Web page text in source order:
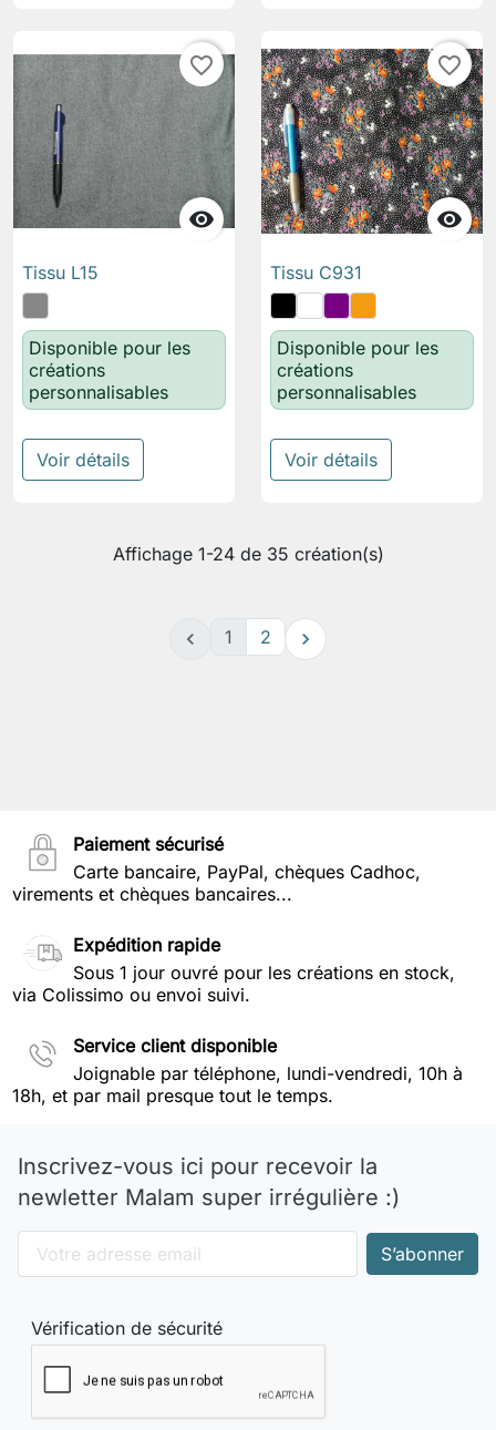

favorite_border
Tissu L15
Disponible pour les
créations
personnalisables
Voir détails

favorite_border
Tissu C931
Disponible pour les
créations
personnalisables
Voir détails
Affichage 1-24 de 35 création(s)
 1 2 
Paiement sécurisé
Carte bancaire, PayPal, chèques Cadhoc,
virements et chèques bancaires...
Expédition rapide
Sous 1 jour ouvré pour les créations en stock,
via Colissimo ou envoi suivi.
Service client disponible
Joignable par téléphone, lundi-vendredi, 10h à
18h, et par mail presque tout le temps.
Inscrivez-vous ici pour recevoir la
newletter Malam super irrégulière :)
Vérification de sécurité